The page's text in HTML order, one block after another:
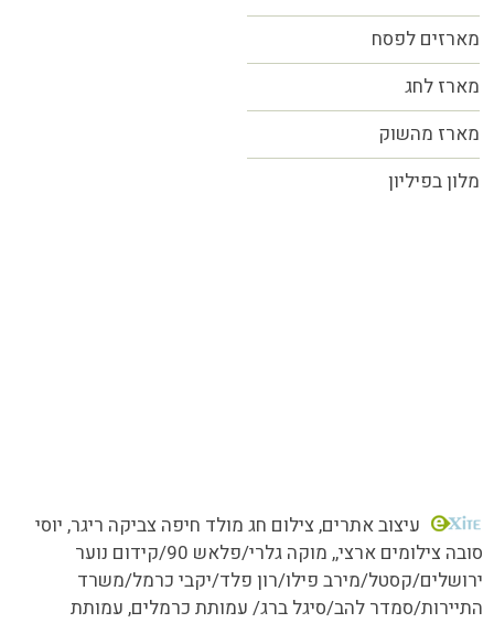
מארזים לפסח
מארז לחג
מארז מהשוק
מלון בפיליון
עיצוב אתרים, צילום חג מולד חיפה צביקה ריגר, יוסי
סובה צילומים ארצי,, מוקה גלרי/
פלאש 90/קידום נוער
ירושלים/קסטל/מירב פילו/רון פלד/יקבי כרמל/משרד
התיירות/סמדר להב/סיגל ברג/ עמותת כרמלים, עמותת